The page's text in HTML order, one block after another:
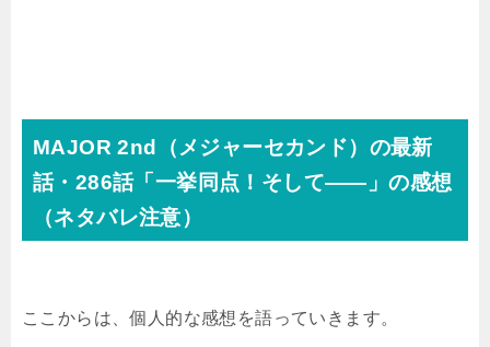
MAJOR 2nd（メジャーセカンド）の最新
話・286話「一挙同点！そして――」の感想
（ネタバレ注意）
ここからは、個人的な感想を語っていきます。